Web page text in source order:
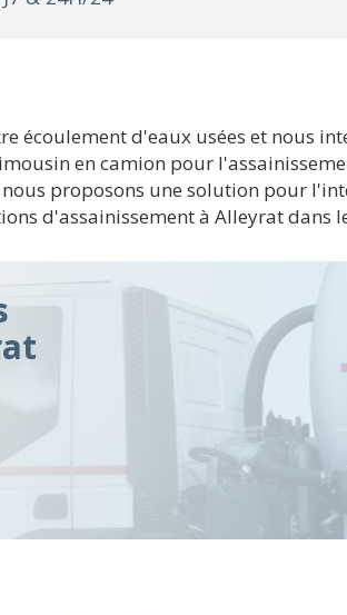
d'eaux usées et nous
en camion pour
proposons une solution pour
d'assainissement à Alleyrat dans